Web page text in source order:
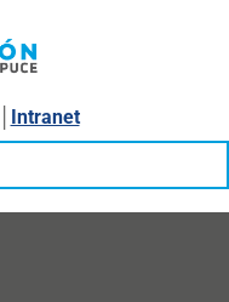
Intranet